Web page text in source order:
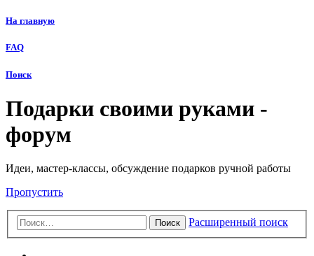
На главную
FAQ
Поиск
Подарки своими руками -
форум
Идеи, мастер-классы, обсуждение подарков ручной работы
Пропустить
Поиск Расширенный поиск